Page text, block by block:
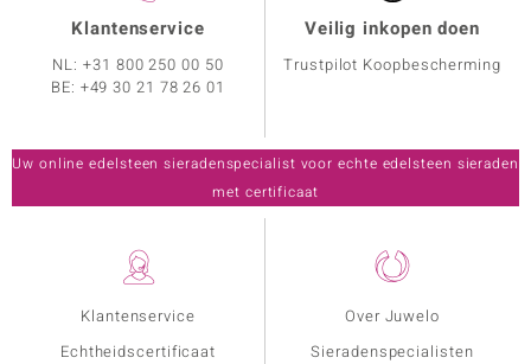
Klantenservice
Echtheidscertificaat
Over Juwelo
Sieradenspecialisten
Klantenservice
NL:+31 800 250 00 50
BE: +49 30 21 78 26 01
Veilig inkopen doen
Trustpilot Koopbescherming
Uw online edelsteen sieradenspecialist voor echte edelsteen sieraden
met certificaat